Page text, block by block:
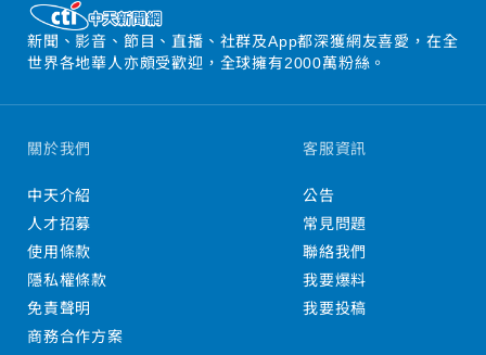
新聞、影音、節目、直播、社群及App都深獲網友喜愛，在全
世界各地華人亦頗受歡迎，全球擁有2000萬粉絲。
關於我們
中天介紹
人才招募
使用條款
隱私權條款
免責聲明
商務合作方案
客服資訊
公告
常見問題
聯絡我們
我要爆料
我要投稿